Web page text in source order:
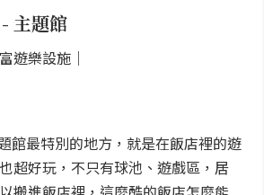
主題館
遊樂設施｜
館最特別的地方，就是在飯店裡的遊
超好玩，不只有球池、遊戲區，居